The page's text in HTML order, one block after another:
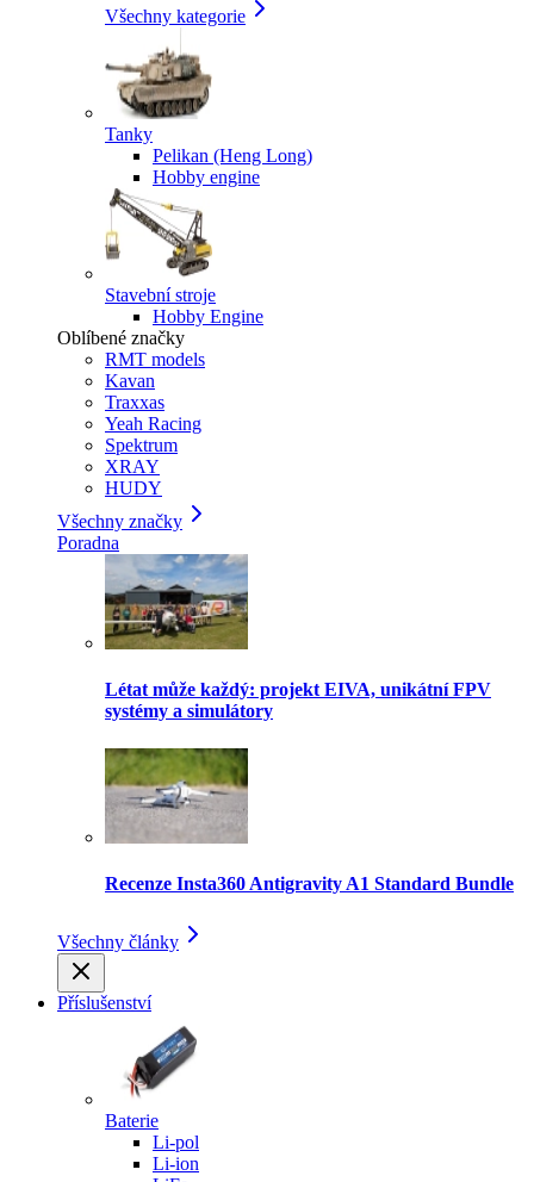
Všechny kategorie
Tanky
Pelikan (Heng Long)
Hobby engine
Stavební stroje
Hobby Engine
Oblíbené značky
RMT models
Kavan
Traxxas
Yeah Racing
Spektrum
XRAY
HUDY
Všechny značky
Poradna
Létat může každý: projekt EIVA, unikátní FPV
systémy a simulátory
Recenze Insta360 Antigravity A1 Standard Bundle
Všechny články
Příslušenství
Baterie
Li-pol
Li-ion